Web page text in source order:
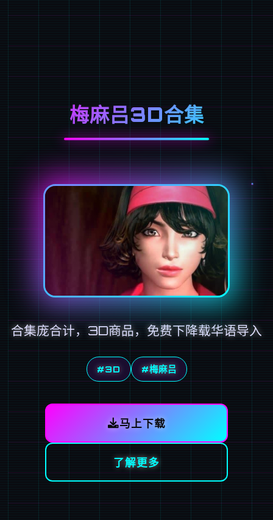
梅麻吕3D合集
合集庞合计，3D商品，免费下降载华语导入
#3D #梅麻吕
马上下载
了解更多